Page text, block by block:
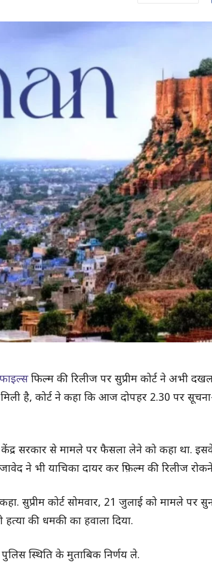
फिल्म की रिलीज पर सुप्रीम कोर्ट ने अभी
है, कोर्ट ने कहा कि आज दोपहर 2.30 पर
सरकार से मामले पर फैसला लेने को कहा था.
ने भी याचिका दायर कर फ़िल्म की रिलीज
सुप्रीम कोर्ट सोमवार, 21 जुलाई को मामले पर
की धमकी का हवाला दिया.
स्थिति के मुताबिक निर्णय ले.